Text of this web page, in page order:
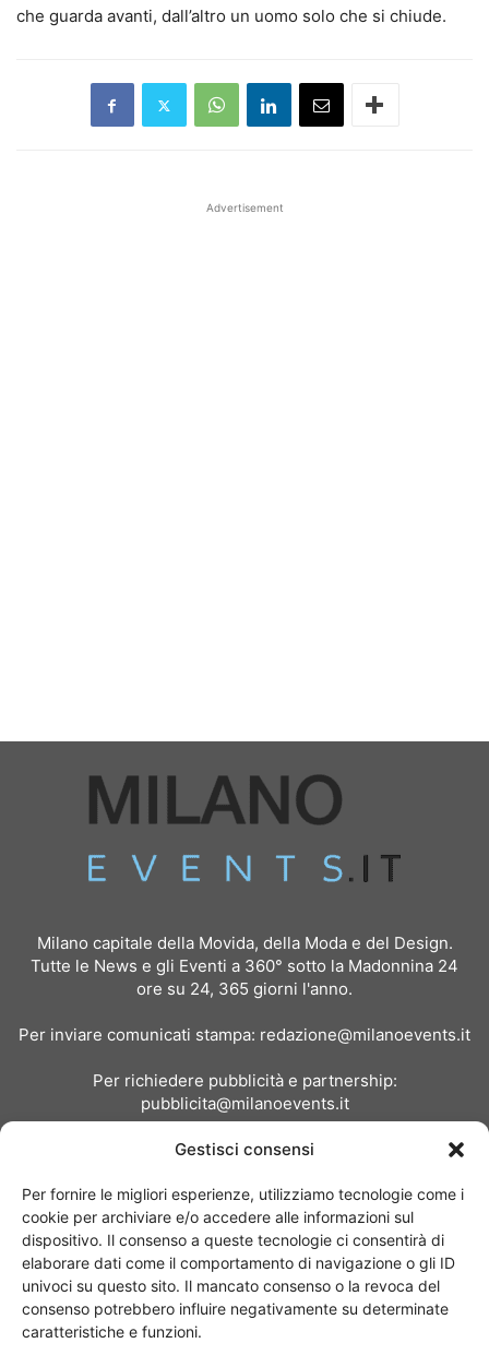
Gestisci consensi
Per fornire le migliori esperienze, utilizziamo tecnologie come i
cookie per archiviare e/o accedere alle informazioni sul
dispositivo. Il consenso a queste tecnologie ci consentirà di
elaborare dati come il comportamento di navigazione o gli ID
univoci su questo sito. Il mancato consenso o la revoca del
consenso potrebbero influire negativamente su determinate
caratteristiche e funzioni.
che guarda avanti, dall’altro un uomo solo che si chiude.
Advertisement
Milano capitale della Movida, della Moda e del Design.
Tutte le News e gli Eventi a 360° sotto la Madonnina 24
ore su 24, 365 giorni l'anno.
Per inviare comunicati stampa: redazione@milanoevents.it
Per richiedere pubblicità e partnership:
pubblicita@milanoevents.it
Chi siamo I Nostri Clienti